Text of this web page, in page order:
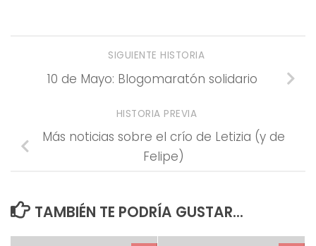
SIGUIENTE HISTORIA
10 de Mayo: Blogomaratón solidario
HISTORIA PREVIA
Más noticias sobre el crío de Letizia (y de
Felipe)
TAMBIÉN TE PODRÍA GUSTAR...